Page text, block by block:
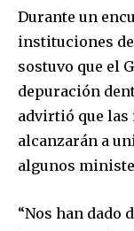
Durante un
instituciones
sostuvo que el
depuración
advirtió que
alcanzarán a
algunos
“Nos han dado